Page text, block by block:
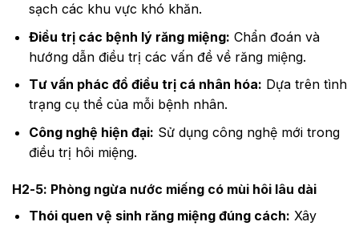
sạch các khu vực khó khăn.
Điều trị các bệnh lý răng miệng: Chẩn đoán và
hướng dẫn điều trị các vấn đề về răng miệng.
Tư vấn phác đồ điều trị cá nhân hóa: Dựa trên tình
trạng cụ thể của mỗi bệnh nhân.
Công nghệ hiện đại: Sử dụng công nghệ mới trong
điều trị hôi miệng.
H2-5: Phòng ngừa nước miếng có mùi hôi lâu dài
Thói quen vệ sinh răng miệng đúng cách: Xây